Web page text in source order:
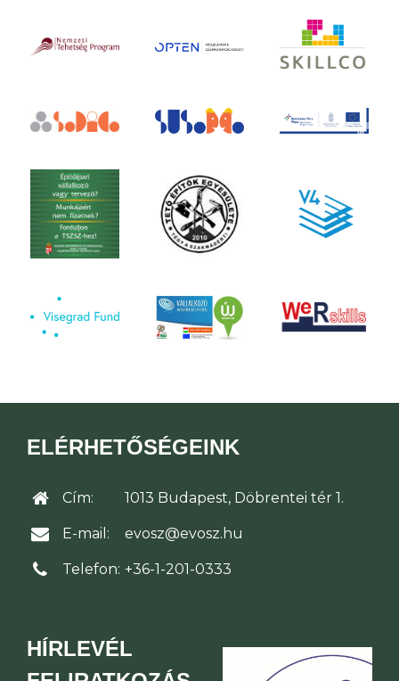
ELÉRHETŐSÉGEINK
Cím: 1013 Budapest, Döbrentei tér 1.
E-mail: evosz@evosz.hu
Telefon: +36-1-201-0333
HÍRLEVÉL